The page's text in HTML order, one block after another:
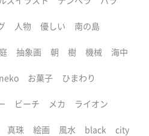
人物 優しい 南の島
庭 抽象画 朝 樹 機械 海中
neko お菓子 ひまわり
ビーチ メカ ライオン
真珠 絵画 風水 black city